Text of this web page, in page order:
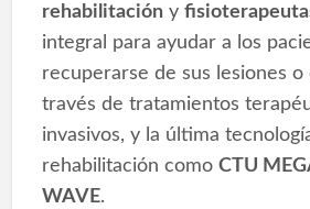
rehabilitacióny
integral para ayudar a los
recuperarse de sus lesiones
través de tratamientos
invasivos, y la última
rehabilitación como CTU
WAVE.